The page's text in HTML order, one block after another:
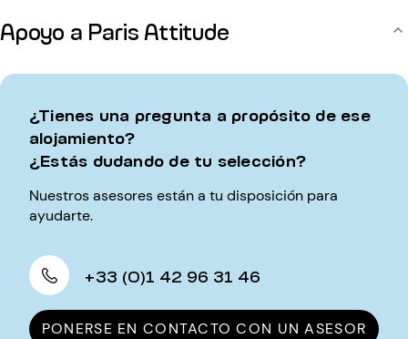
Apoyo a Paris Attitude
¿Tienes una pregunta a propósito de ese
alojamiento?
¿Estás dudando de tu selección?
Nuestros asesores están a tu disposición para
ayudarte.
+33 (0)1 42 96 31 46
PONERSE EN CONTACTO CON UN ASESOR